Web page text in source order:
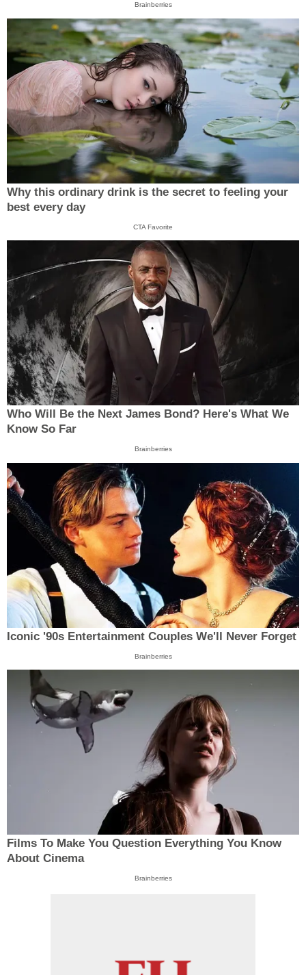
Brainberries
Why this ordinary drink is the secret to feeling your
best every day
CTA Favorite
Who Will Be the Next James Bond? Here's What We
Know So Far
Brainberries
Iconic '90s Entertainment Couples We'll Never Forget
Brainberries
Films To Make You Question Everything You Know
About Cinema
Brainberries